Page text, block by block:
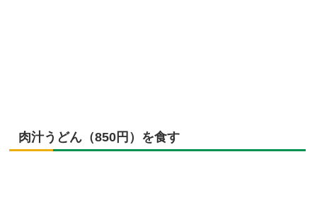
肉汁うどん（850円）を食す